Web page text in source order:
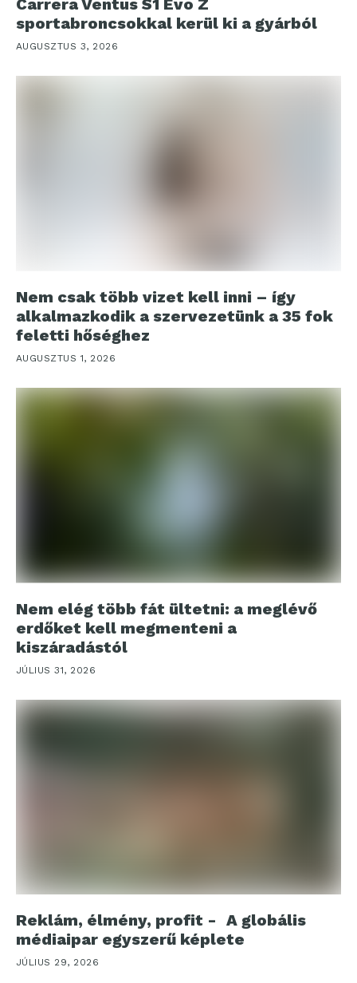
Carrera Ventus S1 Evo Z
sportabroncsokkal kerül ki a gyárból
AUGUSZTUS 3, 2026
Nem csak több vizet kell inni – így
alkalmazkodik a szervezetünk a 35 fok
feletti hőséghez
AUGUSZTUS 1, 2026
Nem elég több fát ültetni: a meglévő
erdőket kell megmenteni a
kiszáradástól
JÚLIUS 31, 2026
Reklám, élmény, profit - A globális
médiaipar egyszerű képlete
JÚLIUS 29, 2026